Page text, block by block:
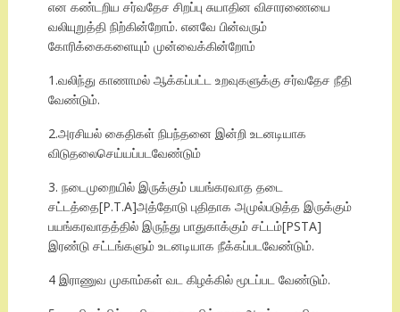
என கண்டறிய சர்வதேச சிறப்பு சுயாதின விசாரணையை
வலியுறுத்தி நிற்கின்றோம். எனவே பின்வரும்
கோரிக்கைகளையும் முன்வைக்கின்றோம்
1.வலிந்து காணாமல் ஆக்கப்பட்ட உறவுகளுக்கு சர்வதேச நீதி
வேண்டும்.
2.அரசியல் கைதிகள் நிபந்தனை இன்றி உடனடியாக
விடுதலைசெய்யப்படவேண்டும்
3. நடைமுறையில் இருக்கும் பயங்கரவாத தடை
சட்டத்தை[P.T.A]அத்தோடு புதிதாக அமுல்படுத்த இருக்கும்
பயங்கரவாதத்தில் இருந்து பாதுகாக்கும் சட்டம்[PSTA]
இரண்டு சட்டங்களும் உடனடியாக நீக்கப்படவேண்டும்.
4 இராணுவ முகாம்கள் வட கிழக்கில் மூடப்பட வேண்டும்.